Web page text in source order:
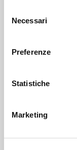
delNecessari
Preferenze
Statistiche
Marketing